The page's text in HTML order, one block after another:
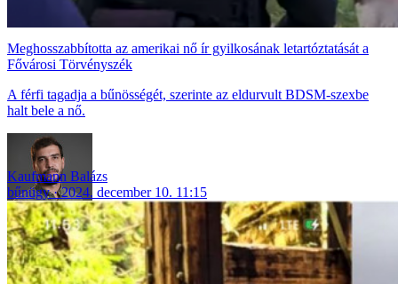
Meghosszabbította az amerikai nő ír gyilkosának letartóztatását a
Fővárosi Törvényszék
A férfi tagadja a bűnösségét, szerinte az eldurvult BDSM-szexbe
halt bele a nő.
Kaufmann Balázs
bűnügy
2024. december 10. 11:15